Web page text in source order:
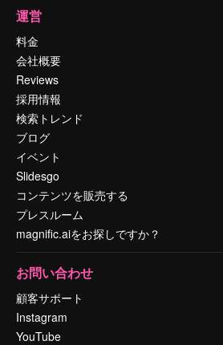
運営
料金
会社概要
Reviews
採用情報
検索トレンド
ブログ
イベント
Slidesgo
コンテンツを販売する
プレスルーム
magnific.aiをお探しですか？
お問い合わせ
顧客サポート
Instagram
YouTube